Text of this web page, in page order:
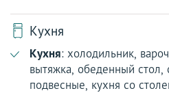
Кухня
Кухня: холодильник,
вытяжка, обеденный стол,
подвесные, кухня со